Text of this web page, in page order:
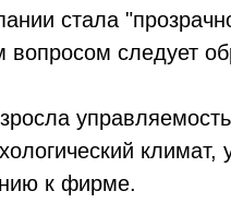
стала
вопросом следует
климат,
к фирме.